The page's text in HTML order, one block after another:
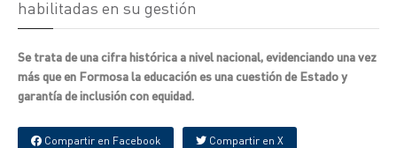
habilitadas en su gestión
Se trata de una cifra histórica a nivel nacional, evidenciando una vez
más que en Formosa la educación es una cuestión de Estado y
garantía de inclusión con equidad.
Compartir en Facebook Compartir en X